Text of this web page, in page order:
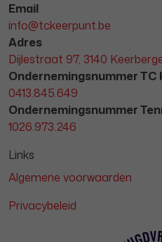
Email
info@tckeerpunt.be
Adres
Dijlestraat 97, 3140
Ondernemingsnummer TC
0413.845.649
Ondernemingsnummer
1026.973.246
Links
Algemene voorwaarden
Privacybeleid